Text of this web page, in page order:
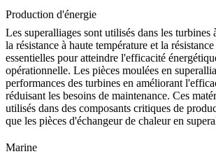
Production d'énergie
Les superalliages sont utilisés dans les turbines
la résistance à haute température et la
essentielles pour atteindre l'efficacité
opérationnelle. Les pièces moulées en
performances des turbines en améliorant
réduisant les besoins de maintenance. Ces
utilisés dans des composants critiques de
que les pièces d'échangeur de chaleur en
Marine